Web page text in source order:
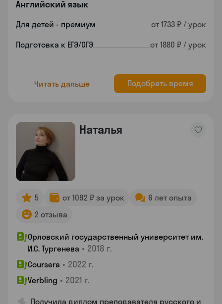
Английский язык
Для детей - премиум от 1733 ₽ / урок
Подготовка к ЕГЭ/ОГЭ от 1880 ₽ / урок
Читать дальше Подобрать время
Наталья
5 от 1092 ₽ за урок
6 лет опыта
2 отзыва
Орловский государственный университет им.
И.С. Тургенева • 2018 г.
Coursera • 2022 г.
Verbling • 2021 г.
Получила диплом преподавателя русского и